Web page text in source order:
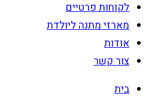
לקוחות פרטיים
מארזי מתנה ליולדת
אודות
צור קשר
בית